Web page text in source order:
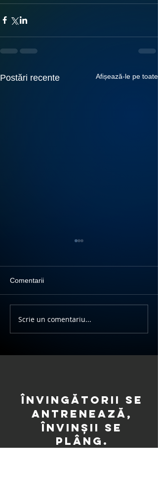
Postări recente Afișează-le pe toate
Rezultate campionat 2017
Comentarii
Scrie un comentariu...
Învingătorii se
antrenează,
învinșii se
plâng.